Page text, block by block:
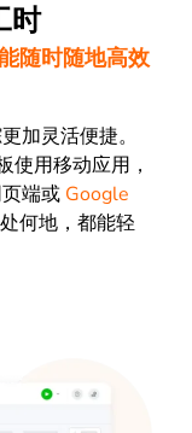
时
随时随地高效
加灵活便捷。
使用移动应用，
端或 Google
何地，都能轻